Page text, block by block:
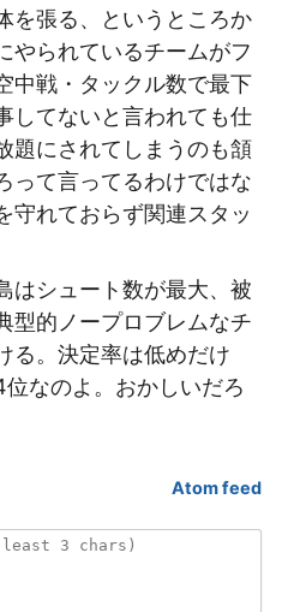
を張る、というところか
やられているチームがフ
中戦・タックル数で最下
してないと言われても仕
題にされてしまうのも頷
って言ってるわけではな
守れておらず関連スタッ
はシュート数が最大、被
型的ノープロブレムなチ
る。決定率は低めだけ
なのよ。おかしいだろ
Atom feed